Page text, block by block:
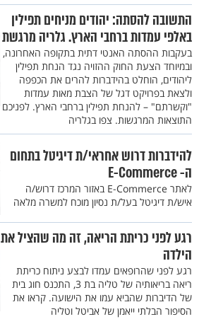
התשובה להסתה: יהודים מניחים תפילין
באלפי עמדות ברחבי הארץ. גלריה מרגשת
בעקבות ההסתה האנטי דתית בתקופה האחרונה,
ובמיוחד הצעת החוק ההזויה נגד הנחת תפילין
ליהודים, הוחלט בהידברות להרים את הכפפה
ולצאת בפרויקט דגל של הצבת מאות עמדות
"וקשרתם" – להנחת תפילין ברחבי הארץ. לפניכם
התוצאות המרגשות. צפו בגלריה
להידברות דרוש אחראי/ת דיגיטל בתחום
ה- E-Commerce
לאתר E-Commerce באזור המרכז דרוש/ה
איש/ת דיגיטל בעל/ת נסיון מוכח למשרה מלאה
רגע לפני כריתת הריאה, זה מה שהציל את
הילדה
רגע לפני שהרופאים עמדו לבצע ניתוח כריתת
ריאה בריאותיה של טליה בת 3, התכנס חוג בית
של הדיברות שהביא עמו את הישועה. קראו את
הסיפור הבלתי ייאמן של אביטל וטליה